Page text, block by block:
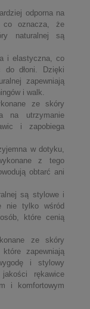
odporna na
co oznacza, że
naturalnej są
i elastyczna, co
do dłoni. Dzięki
zapewniają
i walk.
ze skóry
na utrzymanie
i zapobiega
w dotyku,
z tego
obtarć ani
są stylowe i
nie tylko wśród
które cenią
ze skóry
zapewniają
i stylowy
rękawice
i komfortowym